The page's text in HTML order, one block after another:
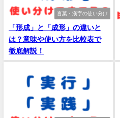
言葉・漢字の使い分け
「形成」と「成形」の違いと
は？意味や使い方を比較表で
徹底解説！